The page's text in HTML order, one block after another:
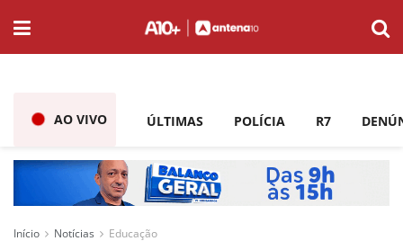
AO VIVO ÚLTIMAS POLÍCIA R7
Início Notícias Educação